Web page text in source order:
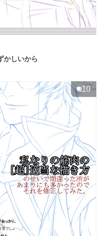
かしいから
10